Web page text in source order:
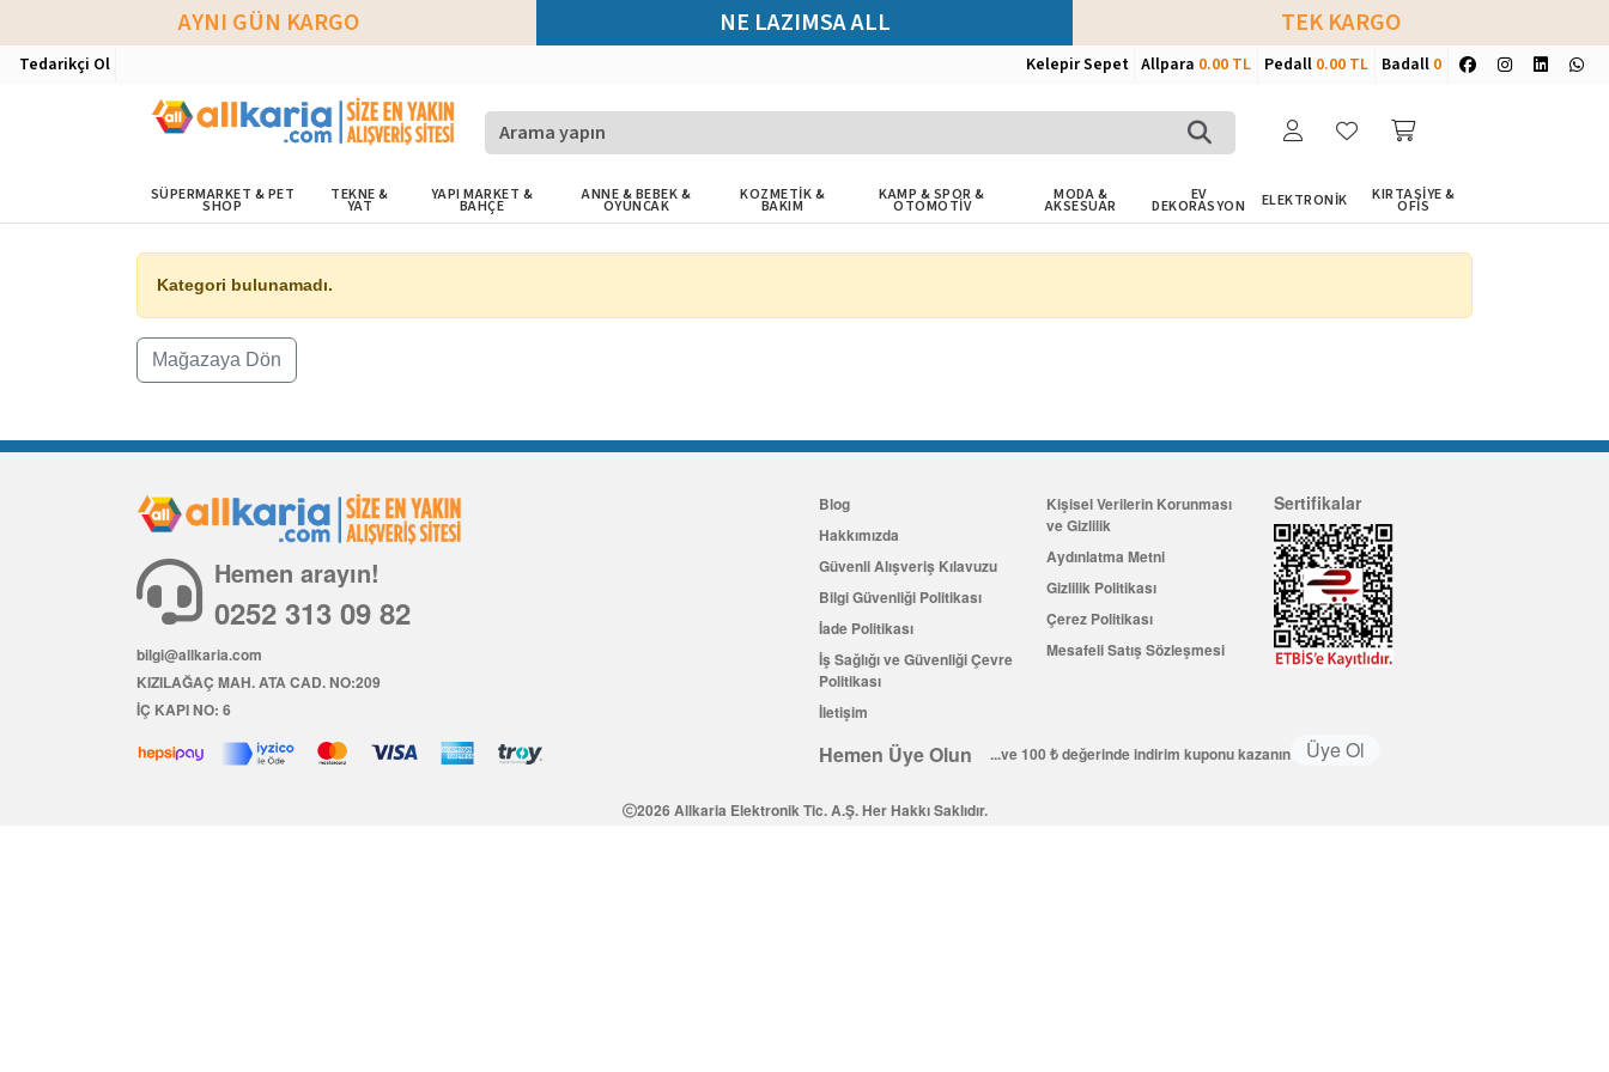
AYNI GÜN KARGO NE LAZIMSA ALL TEK KARGO
Tedarikçi Ol Kelepir Sepet Allpara 0.00 TL Pedall 0.00 TL Badall 0
SÜPERMARKET & PET
SHOP
TEKNE &
YAT
YAPI MARKET &
BAHÇE
ANNE & BEBEK &
OYUNCAK
KOZMETİK &
BAKIM
KAMP & SPOR &
OTOMOTİV
MODA &
AKSESUAR
EV
DEKORASYON ELEKTRONİK KIRTASİYE &
OFİS
Kategori bulunamadı.
Mağazaya Dön
Hemen arayın!
0252 313 09 82
bilgi@allkaria.com
KIZILAĞAÇ MAH. ATA CAD. NO:209
İÇ KAPI NO: 6
Blog
Hakkımızda
Güvenli Alışveriş Kılavuzu
Bilgi Güvenliği Politikası
İade Politikası
İş Sağlığı ve Güvenliği Çevre
Politikası
İletişim
Kişisel Verilerin Korunması
ve Gizlilik
Aydınlatma Metni
Gizlilik Politikası
Çerez Politikası
Mesafeli Satış Sözleşmesi
Sertifikalar
Hemen Üye Olun ...ve 100 ₺ değerinde indirim kuponu kazanın Üye Ol
2026 Allkaria Elektronik Tic. A.Ş. Her Hakkı Saklıdır.